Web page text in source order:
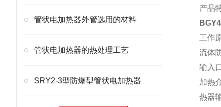
管状电加热器外管选用的材料
管状电加热器的热处理工艺
SRY2-3型防爆型管状电加热器
产品
工作
流体
输入
加热
热器